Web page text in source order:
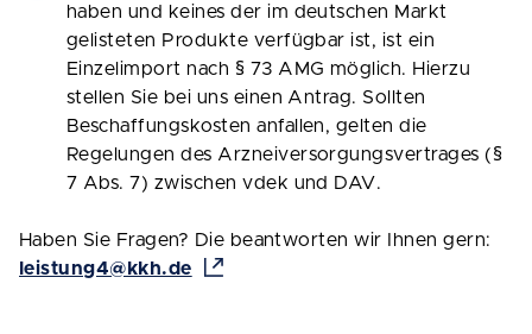
haben und keines der im deutschen Markt
gelisteten Produkte verfügbar ist, ist ein
Einzelimport nach § 73 AMG möglich. Hierzu
stellen Sie bei uns einen Antrag. Sollten
Beschaffungskosten anfallen, gelten die
Regelungen des Arzneiversorgungsvertrages (§
7 Abs. 7) zwischen vdek und DAV.
Haben Sie Fragen? Die beantworten wir Ihnen gern:
leistung4@kkh.de